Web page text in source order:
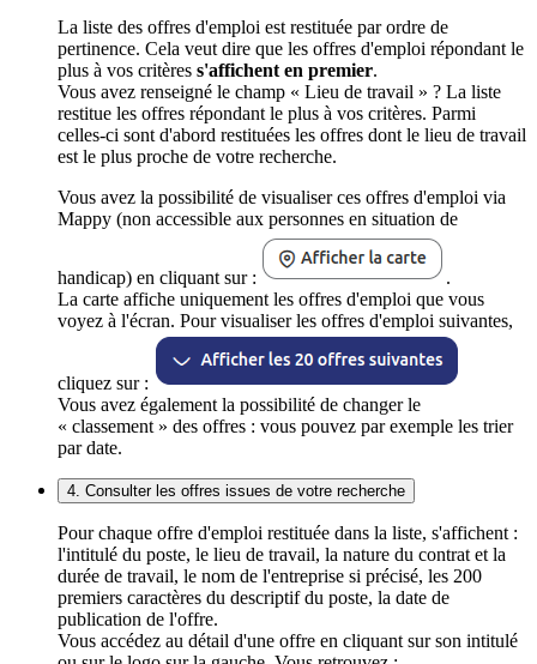
La liste des offres d'emploi est restituée par ordre de
pertinence. Cela veut dire que les offres d'emploi répondant le
plus à vos critères s'affichent en premier.
Vous avez renseigné le champ « Lieu de travail » ? La liste
restitue les offres répondant le plus à vos critères. Parmi
celles-ci sont d'abord restituées les offres dont le lieu de travail
est le plus proche de votre recherche.
Vous avez la possibilité de visualiser ces offres d'emploi via
Mappy (non accessible aux personnes en situation de
handicap) en cliquant sur :
.
La carte affiche uniquement les offres d'emploi que vous
voyez à l'écran. Pour visualiser les offres d'emploi suivantes,
cliquez sur :
Vous avez également la possibilité de changer le
« classement » des offres : vous pouvez par exemple les trier
par date.
4. Consulter les offres issues de votre recherche
Pour chaque offre d'emploi restituée dans la liste, s'affichent :
l'intitulé du poste, le lieu de travail, la nature du contrat et la
durée de travail, le nom de l'entreprise si précisé, les 200
premiers caractères du descriptif du poste, la date de
publication de l'offre.
Vous accédez au détail d'une offre en cliquant sur son intitulé